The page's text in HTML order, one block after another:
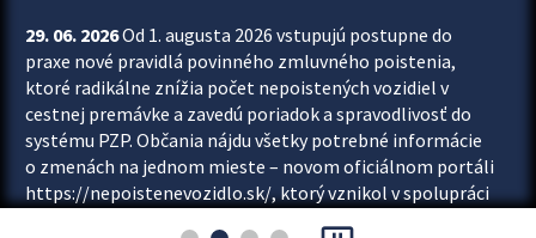
29. 06. 2026Od 1. augusta 2026 vstupujú postupne do
praxe nové pravidlá povinného zmluvného poistenia,
ktoré radikálne znížia počet nepoistených vozidiel v
cestnej premávke a zavedú poriadok a spravodlivosť do
systému PZP. Občania nájdu všetky potrebné informácie
o zmenách na jednom mieste – novom oficiálnom portáli
https://nepoistenevozidlo.sk/, ktorý vznikol v spolupráci